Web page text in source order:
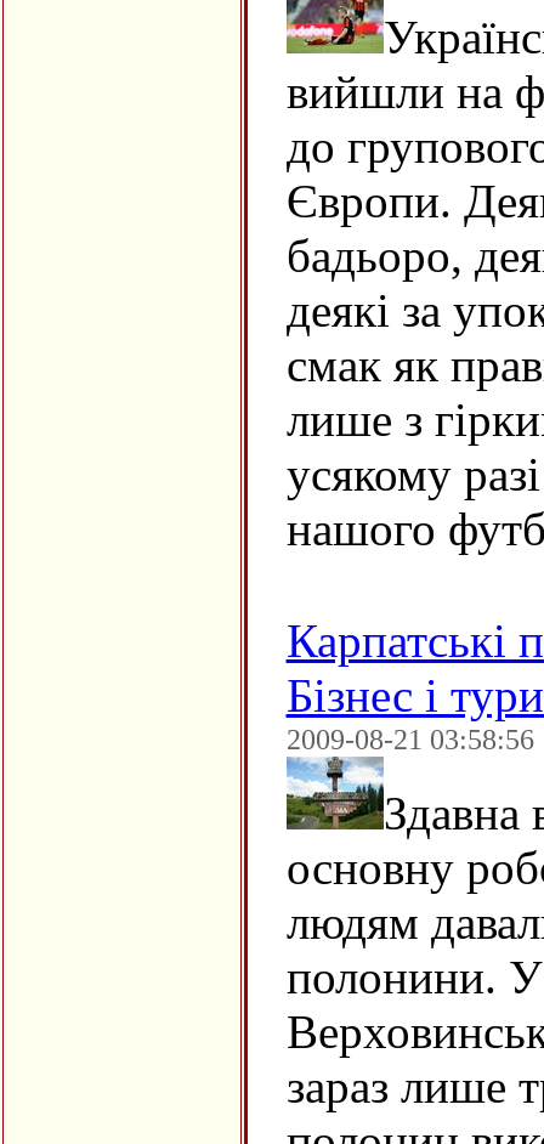
вийшли на
до
Європи.
бадьоро,
деякі за
смак як
лише з
усякому
нашого
Карпатські
Бізнес і
2009-08-21 03:58:56
Здавна
основну
людям
полонини. У
зараз лише